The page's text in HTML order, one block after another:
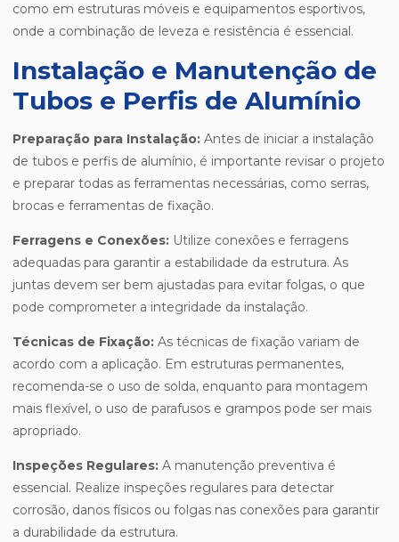
como em estruturas móveis e equipamentos esportivos,
onde a combinação de leveza e resistência é essencial.
Instalação e Manutenção de
Tubos e Perfis de Alumínio
Preparação para Instalação: Antes de iniciar a instalação
de tubos e perfis de alumínio, é importante revisar o projeto
e preparar todas as ferramentas necessárias, como serras,
brocas e ferramentas de fixação.
Ferragens e Conexões: Utilize conexões e ferragens
adequadas para garantir a estabilidade da estrutura. As
juntas devem ser bem ajustadas para evitar folgas, o que
pode comprometer a integridade da instalação.
Técnicas de Fixação: As técnicas de fixação variam de
acordo com a aplicação. Em estruturas permanentes,
recomenda-se o uso de solda, enquanto para montagem
mais flexível, o uso de parafusos e grampos pode ser mais
apropriado.
Inspeções Regulares: A manutenção preventiva é
essencial. Realize inspeções regulares para detectar
corrosão, danos físicos ou folgas nas conexões para garantir
a durabilidade da estrutura.